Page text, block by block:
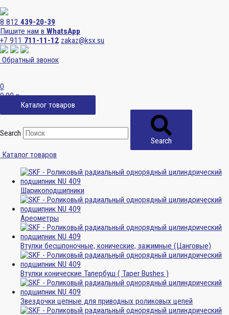
8 812 439-20-39
Пишите нам в WhatsApp
+7 911 711-11-12 zakaz@ksx.su
Обратный звонок
0
0,00р.
Каталог товаров
Search
Search
Каталог товаров
Шарикоподшипники
Ареометры
Втулки бесшпоночные, конические, зажимные (Цанговые)
Втулки конические Тапербуш ( Taper Bushes )
Звездочки цепные для приводных роликовых цепей